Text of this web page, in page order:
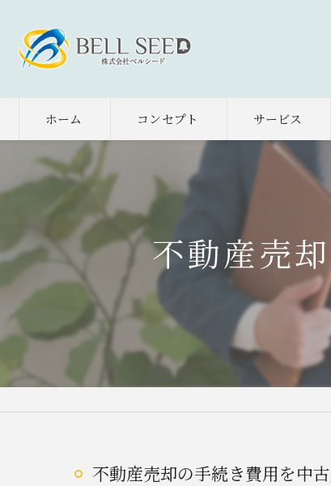
ホーム コンセプト サービス
不動産売
不動産売却の手続き費用を中